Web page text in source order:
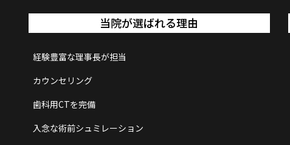
当院が選ばれる理由
経験豊富な理事長が担当
カウンセリング
歯科用CTを完備
入念な術前シュミレーション